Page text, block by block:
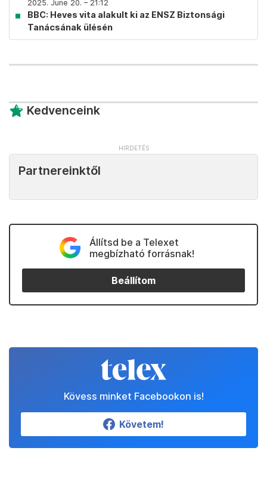
2025. June 20. – 21:12
BBC: Heves vita alakult ki az ENSZ Biztonsági
Tanácsának ülésén
Kedvenceink
Partnereinktől
Állítsd be a Telexet
megbízható forrásnak!
Beállítom
Kövess minket Facebookon is!
Követem!